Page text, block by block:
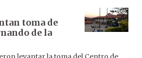
toma de
de la